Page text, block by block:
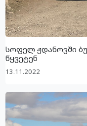
სოფელ ჟდანოვში
წყვეტენ
13.11.2022